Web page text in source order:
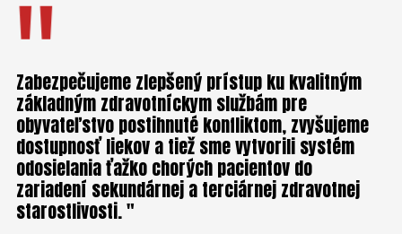
Zabezpečujeme zlepšený prístup ku kvalitným
základným zdravotníckym službám pre
obyvateľstvo postihnuté konfliktom, zvyšujeme
dostupnosť liekov a tiež sme vytvorili systém
odosielania ťažko chorých pacientov do
zariadení sekundárnej a terciárnej zdravotnej
starostlivosti.